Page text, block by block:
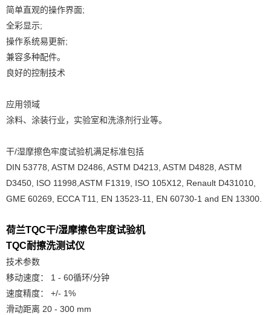
简单直观的操作界面;
全彩显示;
操作系统易更新;
兼容多种配件。
良好的控制技术
应用领域
涂料、涂装行业，实验室和洗涤剂行业等。
干/湿摩擦色牢度试验机满足标准包括
DIN 53778, ASTM D2486, ASTM D4213, ASTM D4828, ASTM
D3450, ISO 11998,ASTM F1319, ISO 105X12, Renault D431010,
GME 60269, ECCA T11, EN 13523-11, EN 60730-1 and EN 13300.
荷兰TQC干/湿摩擦色牢度试验机
TQC耐擦洗测试仪
技术参数
移动速度： 1 - 60循环/分钟
速度精度： +/- 1%
滑动距离 20 - 300 mm